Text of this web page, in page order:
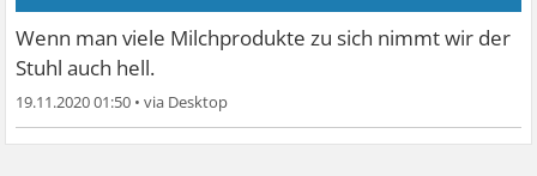
Wenn man viele Milchprodukte zu sich nimmt wir der
Stuhl auch hell.
19.11.2020 01:50 •